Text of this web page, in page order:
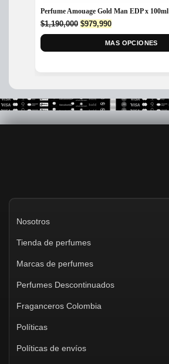
Perfume Amouage Gold Man EDP x 100ml
$1,190,000 Original
price
$1,190,000.
$979,990Current
price
is:
$979,990.
MAS OPCIONES
Nosotros
Tienda de perfumes
Marcas de perfumes
Perfumes Descontinuados
Fraganceros Colombia
Políticas
Políticas de envíos